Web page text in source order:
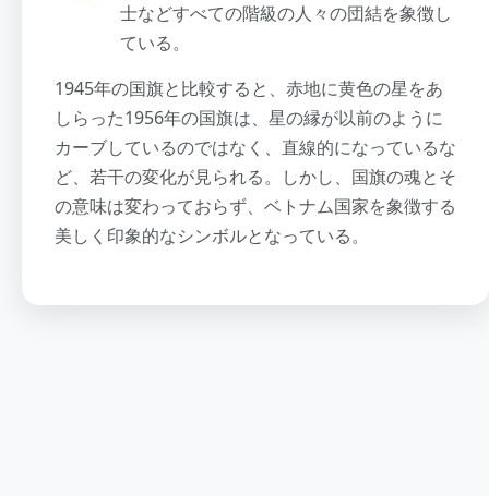
士などすべての階級の人々の団結を象徴し
ている。
1945年の国旗と比較すると、赤地に黄色の星をあ
しらった1956年の国旗は、星の縁が以前のように
カーブしているのではなく、直線的になっているな
ど、若干の変化が見られる。しかし、国旗の魂とそ
の意味は変わっておらず、ベトナム国家を象徴する
美しく印象的なシンボルとなっている。